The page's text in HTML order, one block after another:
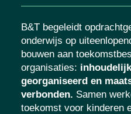
B&T begeleidt
onderwijs op
bouwen aan
organisaties:
georganiseerd en
verbonden. Samen
toekomst voor kinderen